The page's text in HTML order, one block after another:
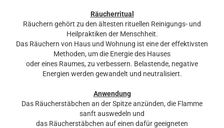
Räucherritual
Räuchern gehört zu den ältesten rituellen Reinigungs- und
Heilpraktiken der Menschheit.
Das Räuchern von Haus und Wohnung ist eine der effektivsten
Methoden, um die Energie des Hauses
oder eines Raumes, zu verbessern. Belastende, negative
Energien werden gewandelt und neutralisiert.
Anwendung
Das Räucherstäbchen an der Spitze anzünden, die Flamme
sanft auswedeln und
das Räucherstäbchen auf einen dafür geeigneten